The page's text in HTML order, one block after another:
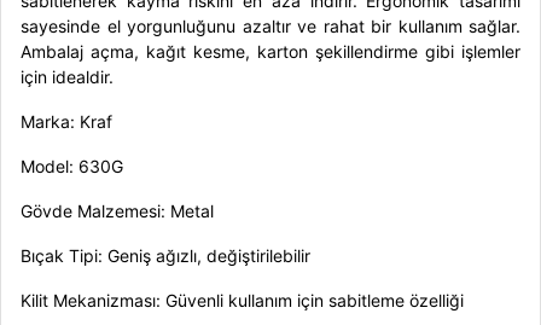
sayesinde el yorgunluğunu azaltır ve rahat bir kullanım sağlar.
Ambalaj açma, kağıt kesme, karton şekillendirme gibi işlemler
için idealdir.
Marka: Kraf
Model: 630G
Gövde Malzemesi: Metal
Bıçak Tipi: Geniş ağızlı, değiştirilebilir
Kilit Mekanizması: Güvenli kullanım için sabitleme özelliği